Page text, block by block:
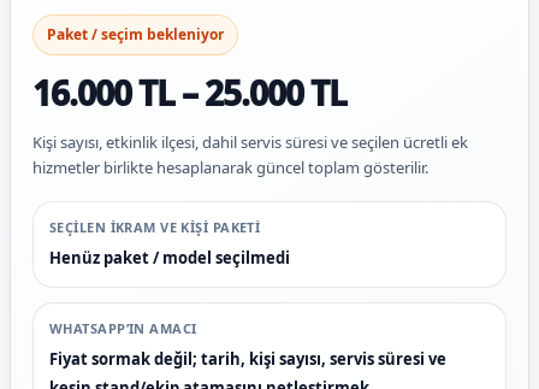
Paket / seçim bekleniyor
16.000 TL – 25.000 TL
Kişi sayısı, etkinlik ilçesi, dahil servis süresi ve seçilen ücretli ek
hizmetler birlikte hesaplanarak güncel toplam gösterilir.
SEÇILEN IKRAM VE KIŞI PAKETI
Henüz paket / model seçilmedi
WHATSAPP’IN AMACI
Fiyat sormak değil; tarih, kişi sayısı, servis süresi ve